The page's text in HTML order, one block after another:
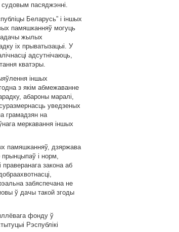
пасяджэннi.
Беларусь” i iншых
памяшканняў могуць
жылых
iх прыватызацыi. У
адсутнiчаюць,
кватэры.
iншых
з якiм абмежаванне
абароны маралi,
уведзеных
грамадзян на
меркавання iншых
памяшканняў, дзяржава
i норм,
закона аб
забяспечана не
ў дачы такой згоды
фонду ў
Рэспублiкi